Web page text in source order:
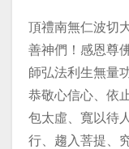
頂禮南無仁波切
善神們！感恩尊
師弘法利生無量
恭敬心信心、依
包太虛、寬以待
行、趨入菩提、